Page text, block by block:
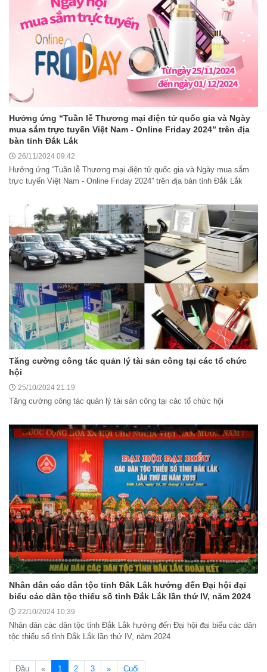
Hưởng ứng “Tuần lễ Thương mại điện tử quốc gia và Ngày
mua sắm trực tuyến Việt Nam - Online Friday 2024” trên địa
bàn tỉnh Đắk Lắk
26/11/2024 09:42
Hưởng ứng “Tuần lễ Thương mại điện tử quốc gia và Ngày mua sắm
trực tuyến Việt Nam - Online Friday 2024” trên địa bàn tỉnh Đắk Lắk
Tăng cường công tác quản lý tài sản công tại các tổ chức
hội
25/10/2024 21:19
Tăng cường công tác quản lý tài sản công tại các tổ chức hội
Nhân dân các dân tộc tỉnh Đắk Lắk hướng đến Đại hội đại
biểu các dân tộc thiểu số tỉnh Đắk Lắk lần thứ IV, năm 2024
22/10/2024 10:39
Nhân dân các dân tộc tỉnh Đắk Lắk hướng đến Đại hội đại biểu các dân
tộc thiểu số tỉnh Đắk Lắk lần thứ IV, năm 2024
Đầu « 1 (current)
2 3 » Cuối
Nghị quyết Cho ý kiến về cam kết bố trí nguồn vốn đối ứng ngân
sách địa phương để thực hiện Dự án Xây dựng Trụ sở làm...
phép kéo dài thời gian sang năm 2026 thực hiện và giải...
công năm 2026 nguồn vốn ngân sách địa phương (đợt 2)